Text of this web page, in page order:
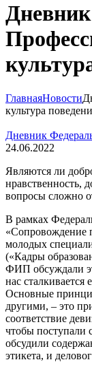
ГлавнаяНовости
культура
Дневник
24.06.2022
Являются ли
нравственность,
вопросы сложно
В рамках
«Сопровождение
молодых
(«Кадры
ФИП обсуждали
нас
Основные
другими, – это
соответствие
чтобы поступали
обсудили
этикета, и